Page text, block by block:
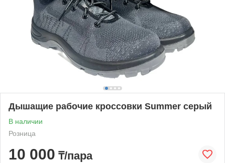
Дышащие рабочие кроссовки Summer серый
В наличии
Розница
10 000 ₸/пара